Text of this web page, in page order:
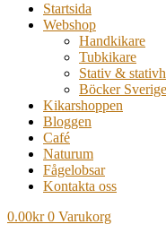
Startsida
Webshop
Handkikare
Tubkikare
Stativ &
Böcker Sverige
Kikarshoppen
Bloggen
Café
Naturum
Fågelobsar
Kontakta oss
0.00kr 0 Varukorg